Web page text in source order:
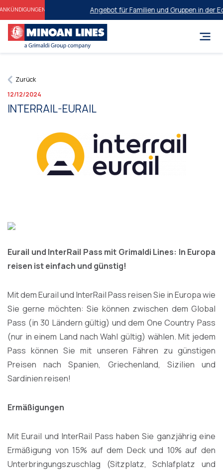
Angebot für Familien und Gruppen in der
Zurück
12/12/2024
INTERRAIL-EURAIL
Eurail und InterRail Pass mit Grimaldi Lines: In Europa
reisen ist einfach und günstig!
Mit dem Eurail und InterRail Pass reisen Sie in Europa wie
Sie gerne möchten: Sie können zwischen dem Global
Pass (in 30 Ländern gültig) und dem One Country Pass
(nur in einem Land nach Wahl gültig) wählen. Mit jedem
Pass können Sie mit unseren Fähren zu günstigen
Preisen nach Spanien, Griechenland, Sizilien und
Sardinien reisen!
Ermäßigungen
Mit Eurail und InterRail Pass haben Sie ganzjährig eine
Ermäßigung von 15% auf dem Deck und 10% auf den
Unterbringungszuschlag (Sitzplatz, Schlafplatz und